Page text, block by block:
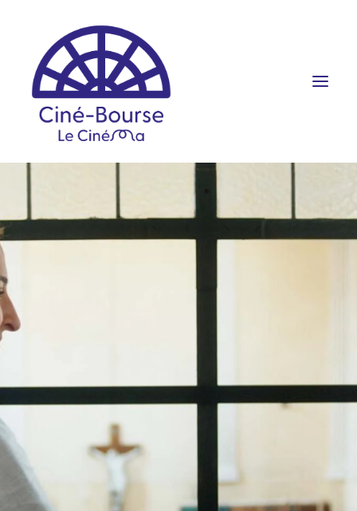
ÉVÉNEMENTS
RÉSERVATION